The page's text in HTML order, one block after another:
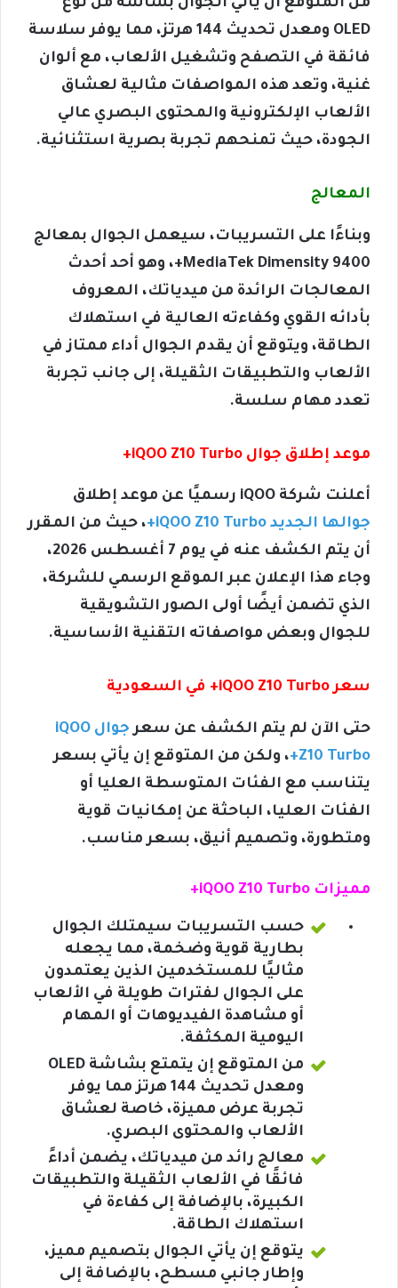
من المتوقع أن يأتي الجوال بشاشة من نوع
OLED ومعدل تحديث 144 هرتز، مما يوفر سلاسة
فائقة في التصفح وتشغيل الألعاب، مع ألوان
غنية، وتعد هذه المواصفات مثالية لعشاق
الألعاب الإلكترونية والمحتوى البصري عالي
الجودة، حيث تمنحهم تجربة بصرية استثنائية.
المعالج
وبناءًا على التسريبات، سيعمل الجوال بمعالج
MediaTek Dimensity 9400+، وهو أحد أحدث
المعالجات الرائدة من ميدياتك، المعروف
بأدائه القوي وكفاءته العالية في استهلاك
الطاقة، ويتوقع أن يقدم الجوال أداء ممتاز في
الألعاب والتطبيقات الثقيلة، إلى جانب تجربة
تعدد مهام سلسة.
موعد إطلاق جوال iQOO Z10 Turbo+
أعلنت شركة iQOO رسميًا عن موعد إطلاق
جوالها الجديد iQOO Z10 Turbo+
، حيث من المقرر
أن يتم الكشف عنه في يوم 7 أغسطس 2026،
وجاء هذا الإعلان عبر الموقع الرسمي للشركة،
الذي تضمن أيضًا أولى الصور التشويقية
للجوال وبعض مواصفاته التقنية الأساسية.
سعر iQOO Z10 Turbo+ في السعودية
حتى الآن لم يتم الكشف عن سعر
جوال iQOO
Z10 Turbo+
، ولكن من المتوقع إن يأتي بسعر
يتناسب مع الفئات المتوسطة العليا أو
الفئات العليا، الباحثة عن إمكانيات قوية
ومتطورة، وتصميم أنيق، بسعر مناسب.
مميزات iQOO Z10 Turbo+
حسب التسريبات سيمتلك الجوال
بطارية قوية وضخمة، مما يجعله
مثاليًا للمستخدمين الذين يعتمدون
على الجوال لفترات طويلة في الألعاب
أو مشاهدة الفيديوهات أو المهام
اليومية المكثفة.
من المتوقع إن يتمتع بشاشة OLED
ومعدل تحديث 144 هرتز مما يوفر
تجربة عرض مميزة، خاصة لعشاق
الألعاب والمحتوى البصري.
معالج رائد من ميدياتك، يضمن أداءً
فائقًا في الألعاب الثقيلة والتطبيقات
الكبيرة، بالإضافة إلى كفاءة في
استهلاك الطاقة.
يتوقع إن يأتي الجوال بتصميم مميز،
وإطار جانبي مسطح، بالإضافة إلى